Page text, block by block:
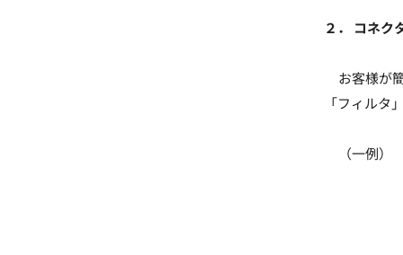
２． コネク
お客様が
「フィルタ
（一例）